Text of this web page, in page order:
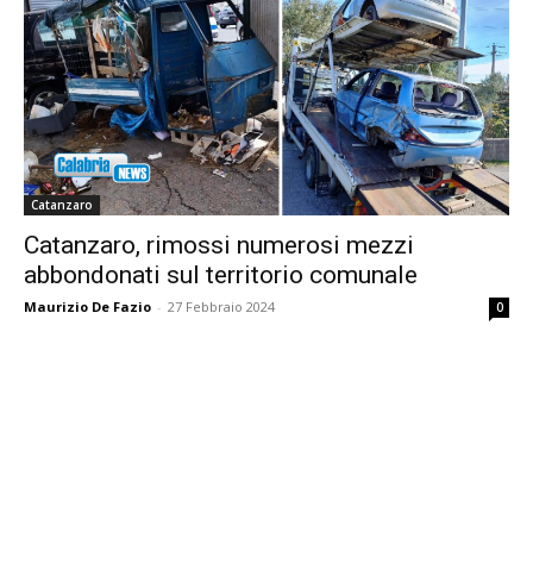
Catanzaro
Catanzaro, rimossi numerosi mezzi
abbondonati sul territorio comunale
Maurizio De Fazio - 27 Febbraio 2024 0